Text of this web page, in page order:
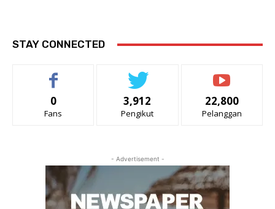
STAY CONNECTED
0
Fans
3,912
Pengikut
22,800
Pelanggan
- Advertisement -